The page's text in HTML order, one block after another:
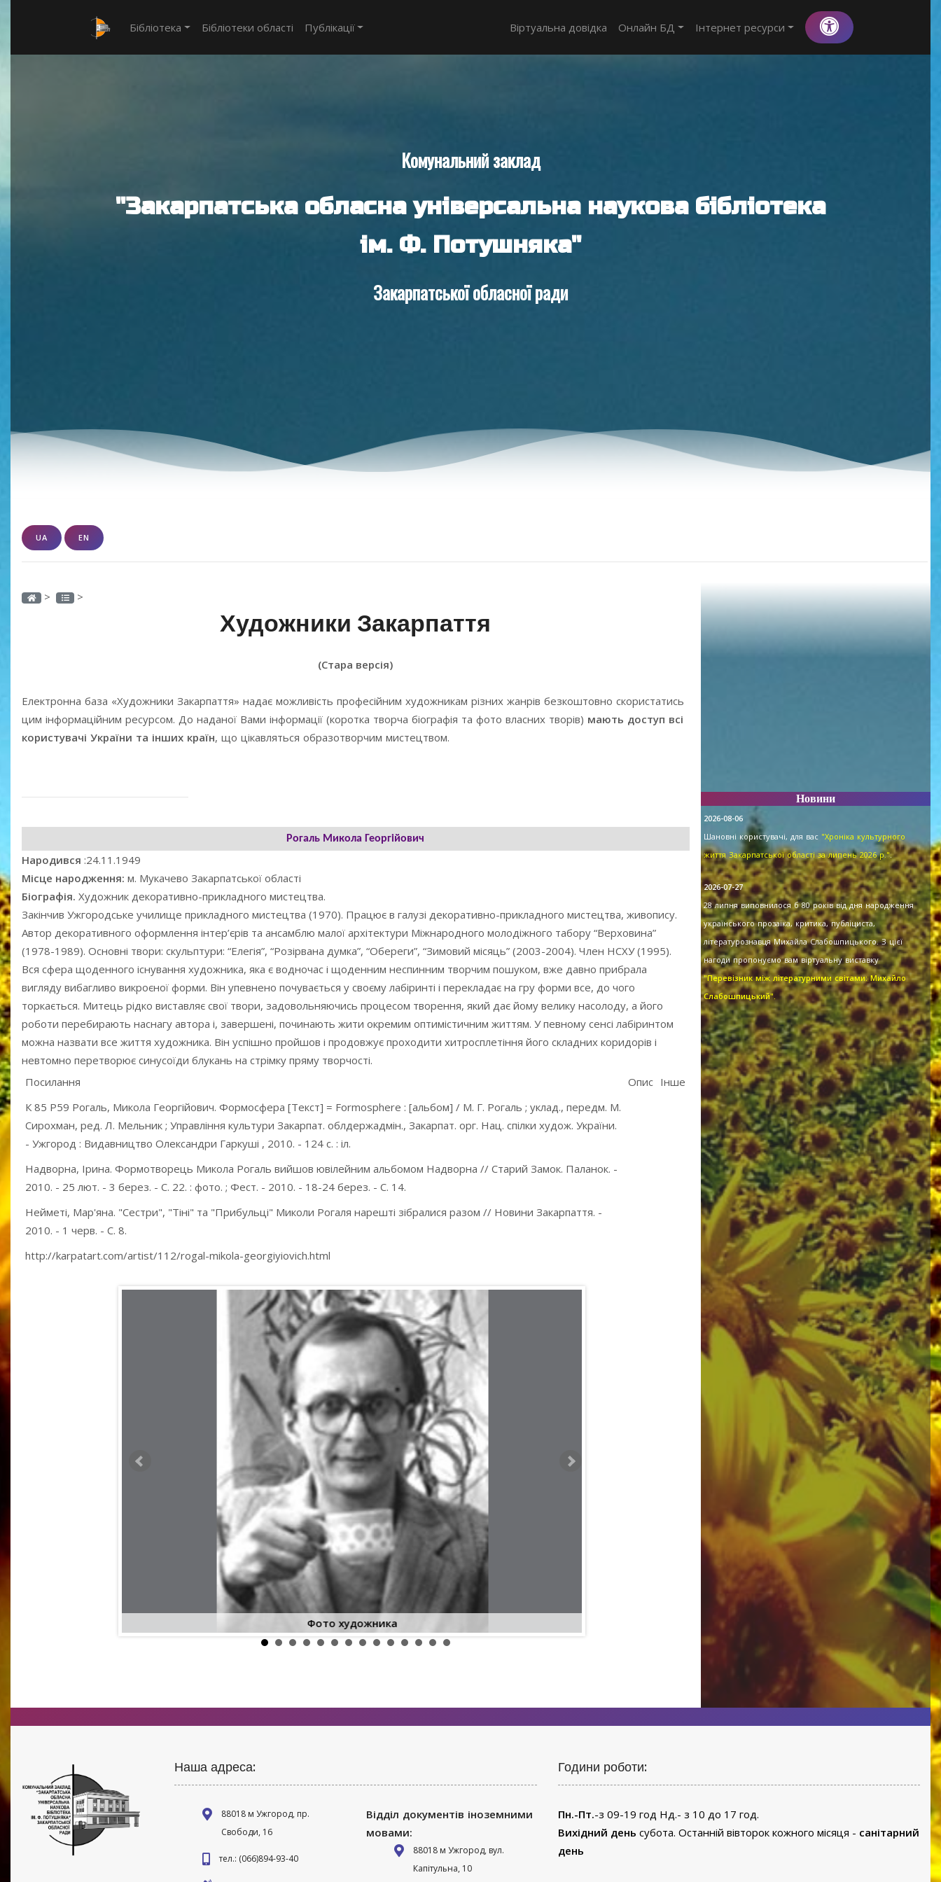
Бібліотека Бібліотеки області Публікації Віртуальна довідка Онлайн БД Інтернет ресурси
Комунальний заклад
"Закарпатська обласна універсальна наукова бібліотека
ім. Ф. Потушняка"
Закарпатської обласної ради
UA EN
> >
Художники Закарпаття
(Стара версія)
Електронна база «Художники Закарпаття» надає можливість професійним художникам різних жанрів безкоштовно скористатись
цим інформаційним ресурсом. До наданої Вами інформації (коротка творча біографія та фото власних творів) мають доступ всі
користувачі України та інших країн, що цікавляться образотворчим мистецтвом.
Рогаль Микола Георгійович
Народився :24.11.1949
Місце народження: м. Мукачево Закарпатської області
Біографія. Художник декоративно-прикладного мистецтва.
Закінчив Ужгородське училище прикладного мистецтва (1970). Працює в галузі декоративно-прикладного мистецтва, живопису.
Автор декоративного оформлення інтер’єрів та ансамблю малої архітектури Міжнародного молодіжного табору “Верховина”
(1978-1989). Основні твори: скульптури: “Елегія”, “Розірвана думка”, “Обереги”, “Зимовий місяць” (2003-2004). Член НСХУ (1995).
Вся сфера щоденного існування художника, яка є водночас і щоденним неспинним творчим пошуком, вже давно прибрала
вигляду вибагливо викроєної форми. Він упевнено почувається у своєму лабіринті і перекладає на гру форми все, до чого
торкається. Митець рідко виставляє свої твори, задовольняючись процесом творення, який дає йому велику насолоду, а його
роботи перебирають наснагу автора і, завершені, починають жити окремим оптимістичним життям. У певному сенсі лабіринтом
можна назвати все життя художника. Він успішно пройшов і продовжує проходити хитросплетіння його складних коридорів і
невтомно перетворює синусоїди блукань на стрімку пряму творчості.
Посилання
Опис Інше
К 85 Р59 Рогаль, Микола Георгійович. Формосфера [Текст] = Formosphere : [альбом] / М. Г. Рогаль ; уклад., передм. М.
Сирохман, ред. Л. Мельник ; Управління культури Закарпат. облдержадмін., Закарпат. орг. Нац. спілки худож. України.
- Ужгород : Видавництво Олександри Гаркуші , 2010. - 124 с. : іл.
Надворна, Ірина. Формотворець Микола Рогаль вийшов ювілейним альбомом Надворна // Старий Замок. Паланок. -
2010. - 25 лют. - 3 берез. - С. 22. : фото. ; Фест. - 2010. - 18-24 берез. - С. 14.
Нейметі, Мар'яна. "Сестри", "Тіні" та "Прибульці" Миколи Рогаля нарешті зібралися разом // Новини Закарпаття. -
2010. - 1 черв. - С. 8.
http://karpatart.com/artist/112/rogal-mikola-georgiyiovich.html
Фото художника Брунька 2001р. Мармур, травертин, 21х15х9
Новини
2026-08-06
Шановні користувачі, для вас "Хроніка культурного
життя Закарпатської області за липень 2026 р.".
2026-07-27
28 липня виповнилося б 80 років від дня народження
українського прозаїка, критика, публіциста,
літературознавця Михайла Слабошпицького. З цієї
нагоди пропонуємо вам віртуальну виставку
"Перевізник між літературними світами: Михайло
Слабошпицький".
Наша адреса:
88018 м Ужгород, пр.
Свободи, 16
тел.: (066)894-93-40
Відділ документів іноземними
мовами:
88018 м Ужгород, вул.
Капітульна, 10
Години роботи:
Пн.-Пт.-з 09-19 год Нд.- з 10 до 17 год.
Вихідний день субота. Останній вівторок кожного місяця - санітарний
день